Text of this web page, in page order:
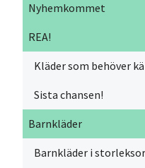
Nyhemkommet
REA!
Kläder som behöver
Sista chansen!
Barnkläder
Barnkläder i